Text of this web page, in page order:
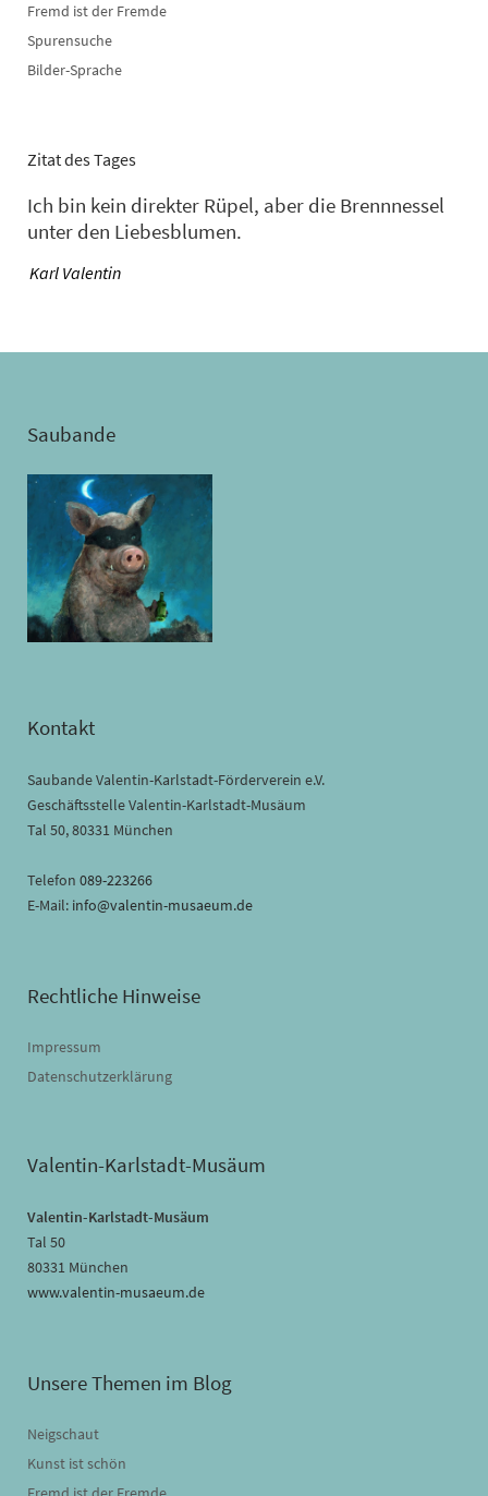
Fremd ist der Fremde
Spurensuche
Bilder-Sprache
Zitat des Tages
Ich bin kein direkter Rüpel, aber die Brennnessel
unter den Liebesblumen.
—
Karl Valentin
Saubande
Kontakt
Saubande Valentin-Karlstadt-Förderverein e.V.
Geschäftsstelle Valentin-Karlstadt-Musäum
Tal 50, 80331 München
Telefon 089-223266
E-Mail: info@valentin-musaeum.de
Rechtliche Hinweise
Impressum
Datenschutzerklärung
Valentin-Karlstadt-Musäum
Valentin-Karlstadt-Musäum
Tal 50
80331 München
www.valentin-musaeum.de
Unsere Themen im Blog
Neigschaut
Kunst ist schön